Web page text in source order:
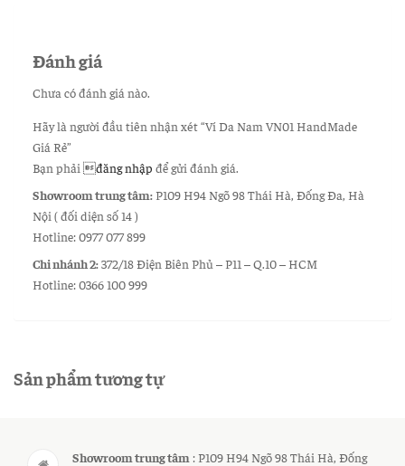
Đánh giá
Chưa có đánh giá nào.
Hãy là người đầu tiên nhận xét “Ví Da Nam VN01 HandMade
Giá Rẻ”
Bạn phải đăng nhập để gửi đánh giá.
Showroom trung tâm:P109 H94 Ngõ 98 Thái Hà, Đống Đa, Hà
Nội ( đối diện số 14 )
Hotline: 0977 077 899
Chi nhánh 2:372/18 Điện Biên Phủ – P11 – Q.10 – HCM
Hotline: 0366 100 999
Sản phẩm tương tự
Showroom trung tâm : P109 H94 Ngõ 98 Thái Hà, Đống